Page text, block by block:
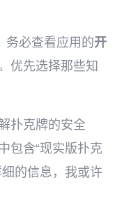
务必查看应用的开
优先选择那些知
扑克牌的安全
包含“现实版扑克
的信息，我或许